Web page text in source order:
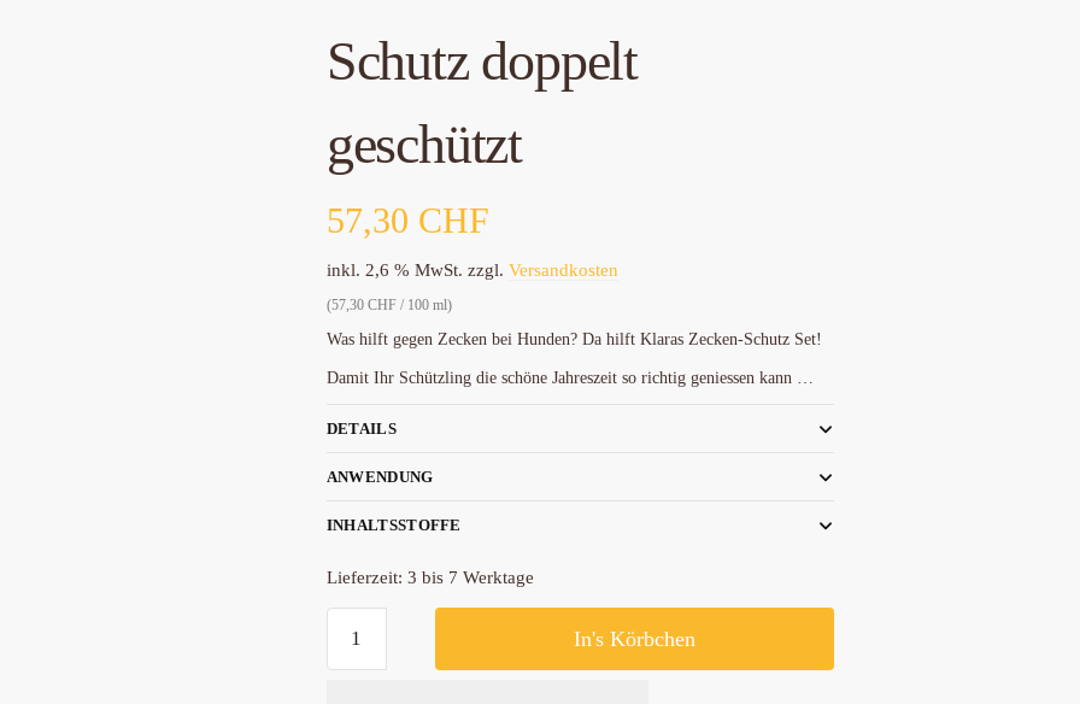
Schutz doppelt
geschützt
57,30 CHF
inkl. 2,6 % MwSt. zzgl. Versandkosten
(57,30 CHF/ 100 ml)
Was hilft gegen Zecken bei Hunden? Da hilft Klaras Zecken-Schutz Set!
Damit Ihr Schützling die schöne Jahreszeit so richtig geniessen kann …
DETAILS
ANWENDUNG
INHALTSSTOFFE
Lieferzeit: 3 bis 7 Werktage
In's Körbchen